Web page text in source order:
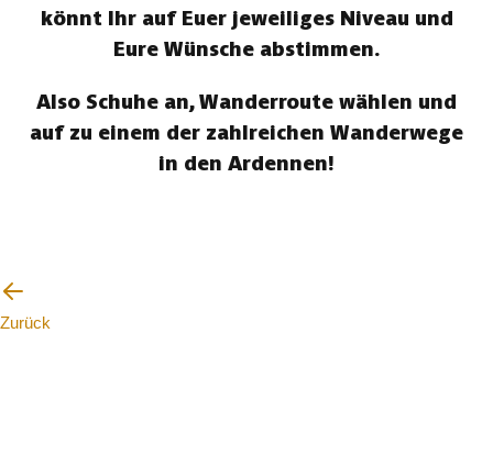
könnt Ihr auf Euer jeweiliges Niveau und
Eure Wünsche abstimmen.
Also Schuhe an, Wanderroute wählen und
auf zu einem der zahlreichen Wanderwege
in den Ardennen!
Zurück